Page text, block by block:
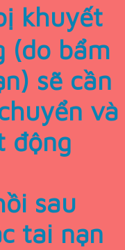
khuyết
(do bẩm
sẽ cần
và
động
sau
tai nạn